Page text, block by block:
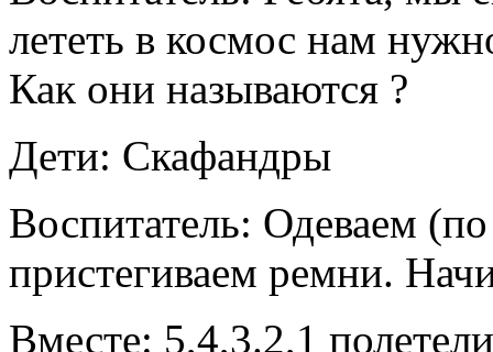
лететь в космос нам
Как они называются ?
Дети: Скафандры
Воспитатель: Одеваем
пристегиваем ремни.
Вместе: 5,4,3.2,1